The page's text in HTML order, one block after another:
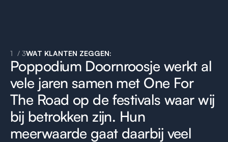
1 / 3WAT KLANTEN ZEGGEN:
Poppodium Doornroosje werkt al
vele jaren samen met One For
The Road op de festivals waar wij
bij betrokken zijn. Hun
meerwaarde gaat daarbij veel